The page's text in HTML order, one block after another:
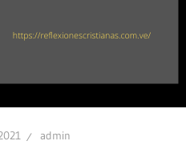
admin